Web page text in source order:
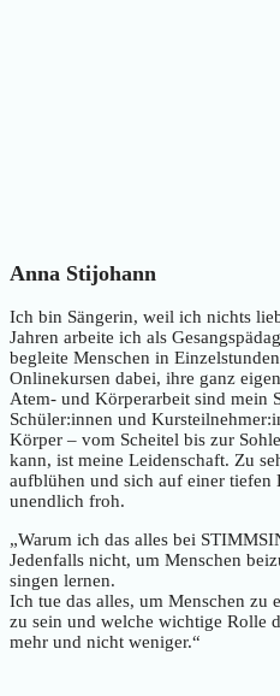
Anna Stijohann
Ich bin Sängerin, weil ich nichts
Jahren arbeite ich als
begleite Menschen in
Onlinekursen dabei, ihre ganz
Atem- und Körperarbeit sind mein
Schüler:innen und
Körper – vom Scheitel bis zur
kann, ist meine Leidenschaft. Zu
aufblühen und sich auf einer tiefen
unendlich froh.
„Warum ich das alles bei
Jedenfalls nicht, um Menschen
singen lernen.
Ich tue das alles, um Menschen zu
zu sein und welche wichtige Rolle
mehr und nicht weniger.“